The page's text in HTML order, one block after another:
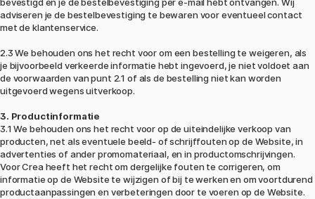
bevestigd en je de bestelbevestiging per e-mail hebt ontvangen. Wij
adviseren je de bestelbevestiging te bewaren voor eventueel contact
met de klantenservice.
2.3 We behouden ons het recht voor om een bestelling te weigeren, als
je bijvoorbeeld verkeerde informatie hebt ingevoerd, je niet voldoet aan
de voorwaarden van punt 2.1 of als de bestelling niet kan worden
uitgevoerd wegens uitverkoop.
3. Productinformatie
3.1 We behouden ons het recht voor op de uiteindelijke verkoop van
producten, net als eventuele beeld- of schrijffouten op de Website, in
advertenties of ander promomateriaal, en in productomschrijvingen.
Voor Crea heeft het recht om dergelijke fouten te corrigeren, om
informatie op de Website te wijzigen of bij te werken en om voortdurend
productaanpassingen en verbeteringen door te voeren op de Website.